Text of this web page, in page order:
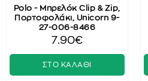
Polo - Μπρελόκ Clip & Zip,
Πορτοφολάκι, Unicorn 9-
27-006-8466
7.90€
ΣΤΟ ΚΑΛΑΘΙ